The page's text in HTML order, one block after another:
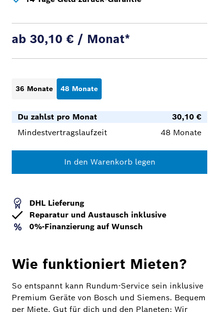
ab 30,10 € / Monat*
36 Monate 48 Monate
Du zahlst pro Monat
30,10 €
Mindestvertragslaufzeit
48 Monate
In den Warenkorb legen
DHL Lieferung
Reparatur und Austausch inklusive
0%-Finanzierung auf Wunsch
Wie funktioniert Mieten?
So entspannt kann Rundum-Service sein inklusive
Premium Geräte von Bosch und Siemens. Bequem
per Miete. Gut für dich und den Planeten: Wir